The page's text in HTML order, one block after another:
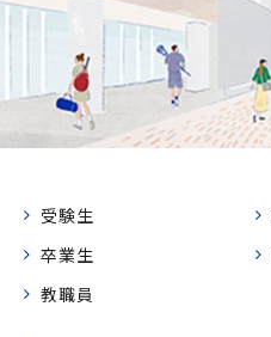
受験生
卒業生
教職員